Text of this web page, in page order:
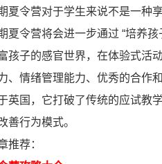
夏令营对于学生来说不是一种
夏令营将会进一步通过 “培养
孩子的感官世界，在体验式活
、情绪管理能力、优秀的合作
英国，它打破了传统的应试教
善行为模式。
推荐：